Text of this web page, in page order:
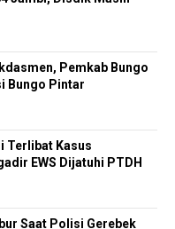
Pemkab Bungo
Bungo Pintar
Terlibat Kasus
EWS Dijatuhi PTDH
Saat Polisi Gerebek